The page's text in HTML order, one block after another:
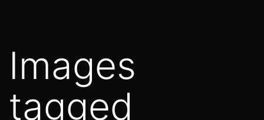
Images
tagged